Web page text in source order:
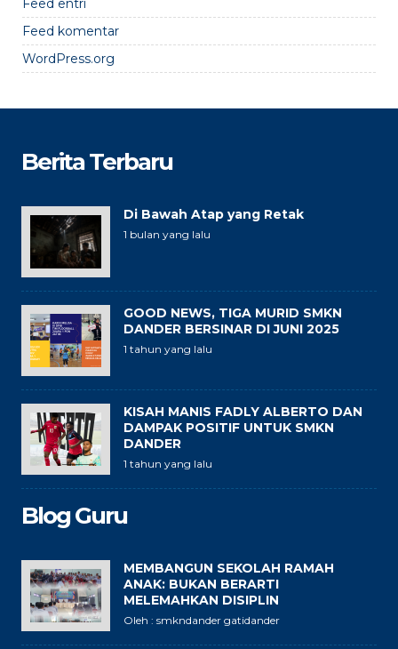
Feed entri
Feed komentar
WordPress.org
Berita Terbaru
Di Bawah Atap yang Retak
1 bulan yang lalu
GOOD NEWS, TIGA MURID SMKN
DANDER BERSINAR DI JUNI 2025
1 tahun yang lalu
KISAH MANIS FADLY ALBERTO DAN
DAMPAK POSITIF UNTUK SMKN
DANDER
1 tahun yang lalu
Blog Guru
MEMBANGUN SEKOLAH RAMAH
ANAK: BUKAN BERARTI
MELEMAHKAN DISIPLIN
Oleh : smkndander gatidander